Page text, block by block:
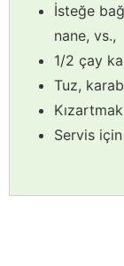
İsteğe
nane, vs.,
1/2 çay
Tuz,
Servis